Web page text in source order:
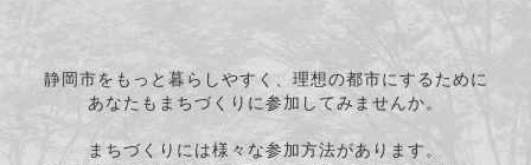
静岡市をもっと暮らしやすく、理想の都市にするために
あなたもまちづくりに参加してみませんか。
まちづくりには様々な参加方法があります。